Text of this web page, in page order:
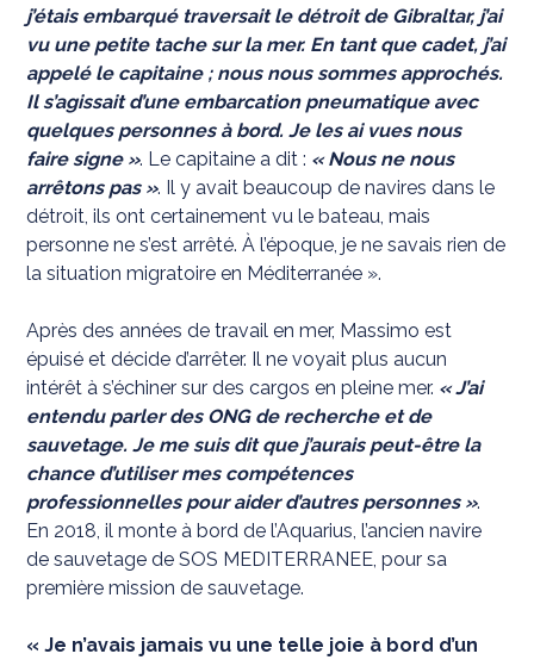
j’étais embarqué traversait le détroit de Gibraltar, j’ai
vu une petite tache sur la mer. En tant que cadet, j’ai
appelé le capitaine ; nous nous sommes approchés.
Il s’agissait d’une embarcation pneumatique avec
quelques personnes à bord. Je les ai vues nous
faire signe ». Le capitaine a dit : « Nous ne nous
arrêtons pas ». Il y avait beaucoup de navires dans le
détroit, ils ont certainement vu le bateau, mais
personne ne s’est arrêté. À l’époque, je ne savais rien de
la situation migratoire en Méditerranée ».
Après des années de travail en mer, Massimo est
épuisé et décide d’arrêter. Il ne voyait plus aucun
intérêt à s’échiner sur des cargos en pleine mer. « J’ai
entendu parler des ONG de recherche et de
sauvetage. Je me suis dit que j’aurais peut-être la
chance d’utiliser mes compétences
professionnelles pour aider d’autres personnes ».
En 2018, il monte à bord de l’Aquarius, l’ancien navire
de sauvetage de SOS MEDITERRANEE, pour sa
première mission de sauvetage.
« Je n’avais jamais vu une telle joie à bord d’un